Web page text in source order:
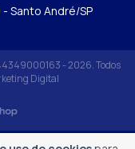
- Santo André/SP
- 2026. Todos
Digital